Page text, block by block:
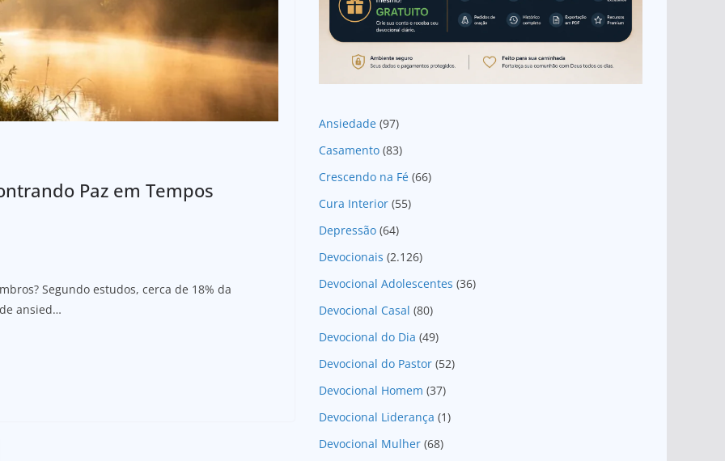
Paz em Tempos
Segundo estudos, cerca de 18% da
ansied…
Ansiedade (97)
Casamento (83)
Crescendo na Fé (66)
Cura Interior (55)
Depressão (64)
Devocionais (2.126)
Devocional Adolescentes (36)
Devocional Casal (80)
Devocional do Dia (49)
Devocional do Pastor (52)
Devocional Homem (37)
Devocional Liderança (1)
Devocional Mulher (68)